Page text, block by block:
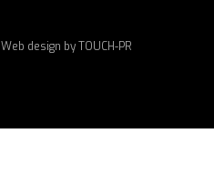
Web design by TOUCH-PR